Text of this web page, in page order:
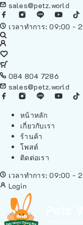
sales@petz.world
เวลาทำการ: 09:00 -
084 804 7286
sales@petz.world
หน้าหลัก
เกี่ยวกับเรา
ร้านค้า
โพสต์
ติดต่อเรา
เวลาทำการ: 09:00 -
Login